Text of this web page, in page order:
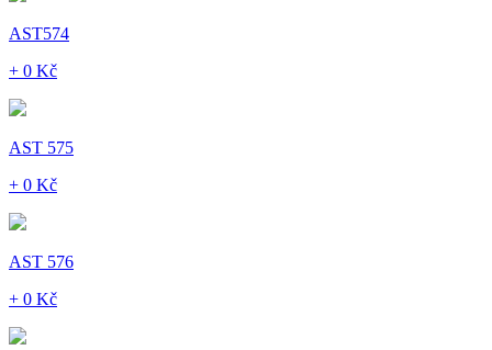
AST574
+ 0 Kč
AST 575
+ 0 Kč
AST 576
+ 0 Kč